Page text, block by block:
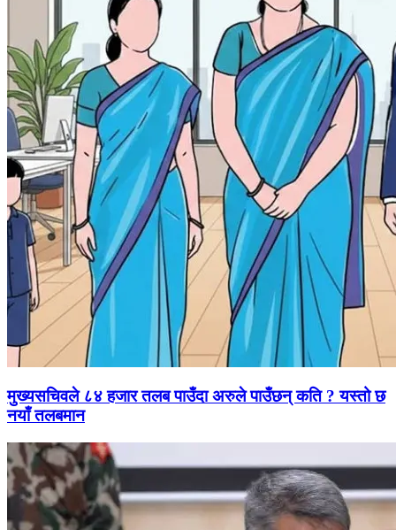
मुख्यसचिवले ८४ हजार तलब पाउँदा अरुले पाउँछन् कति ? यस्तो छ
नयाँ तलबमान